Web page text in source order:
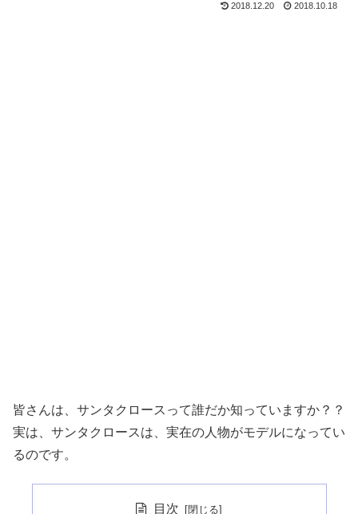
2018.12.20 2018.10.18
皆さんは、サンタクロースって誰だか知っていますか？？
実は、サンタクロースは、実在の人物がモデルになってい
るのです。
目次